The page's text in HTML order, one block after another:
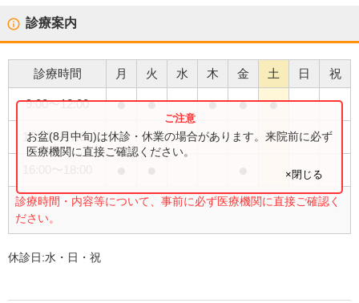
診療案内
診療時間 月 火 水 木 金 土 日 祝
9:00〜12:00 ● ● ● ● ●
15:00〜17:00 ●
診療時間・内容等について、事前に必ず医療機関に直接ご確認く
ださい。
お盆(8月中旬)は休診・休業の場合があります。来院前に必ず
医療機関に直接ご確認ください。
×閉じる
休診日:水・日・祝